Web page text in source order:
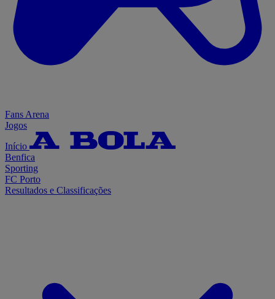
Fans Arena
Jogos
Início
Benfica
Sporting
FC Porto
Resultados e Classificações